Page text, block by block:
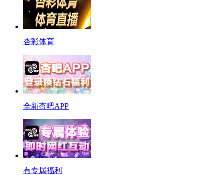
杏彩体育
全新杏吧APP
有专属福利